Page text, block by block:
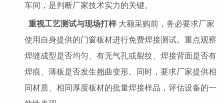
车间，是判断厂家技术实力的关键。
重视工艺测试与现场打样大额采购前，务必要求厂家
使用自身提供的门窗板材进行免费焊接测试。重点观察
焊缝成型是否均匀、有无气孔或裂纹、焊接背面是否有
焊痕、薄板是否发生翘曲变形。同时，要求厂家提供相
同材质、相同厚度板材的批量焊接样品，评估设备的一